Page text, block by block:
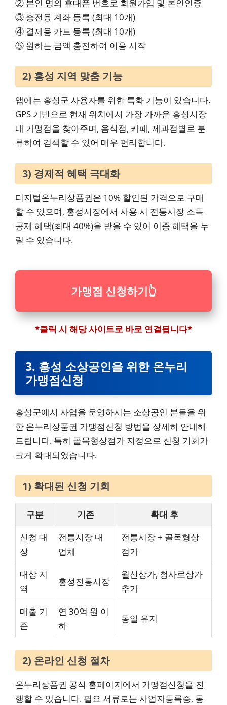
② 본인 명의 휴대폰 번호로 회원가입 및 본인인증
③ 충전용 계좌 등록 (최대 10개)
④ 결제용 카드 등록 (최대 10개)
⑤ 원하는 금액 충전하여 이용 시작
2) 홍성 지역 맞춤 기능
앱에는 홍성군 사용자를 위한 특화 기능이 있습니다.
GPS 기반으로 현재 위치에서 가장 가까운 홍성시장
내 가맹점을 찾아주며, 음식점, 카페, 제과점별로 분
류하여 검색할 수 있어 매우 편리합니다.
3) 경제적 혜택 극대화
디지털온누리상품권은 10% 할인된 가격으로 구매
할 수 있으며, 홍성시장에서 사용 시 전통시장 소득
공제 혜택(최대 40%)을 받을 수 있어 이중 혜택을 누
릴 수 있습니다.
가맹점 신청하기👆
*클릭 시 해당 사이트로 바로 연결됩니다*
3. 홍성 소상공인을 위한 온누리
가맹점신청
홍성군에서 사업을 운영하시는 소상공인 분들을 위
한 온누리상품권 가맹점신청 방법을 상세히 안내해
드립니다. 특히 골목형상점가 지정으로 신청 기회가
크게 확대되었습니다.
1) 확대된 신청 기회
구분 기존
확대 후
신청 대
상
전통시장 내
업체
전통시장 + 골목형상
점가
대상 지
역
홍성전통시장
월산상가, 청사로상가
추가
매출 기
준
연 30억 원 이
하
동일 유지
2) 온라인 신청 절차
온누리상품권 공식 홈페이지에서 가맹점신청을 진
행할 수 있습니다. 필요 서류로는 사업자등록증, 통